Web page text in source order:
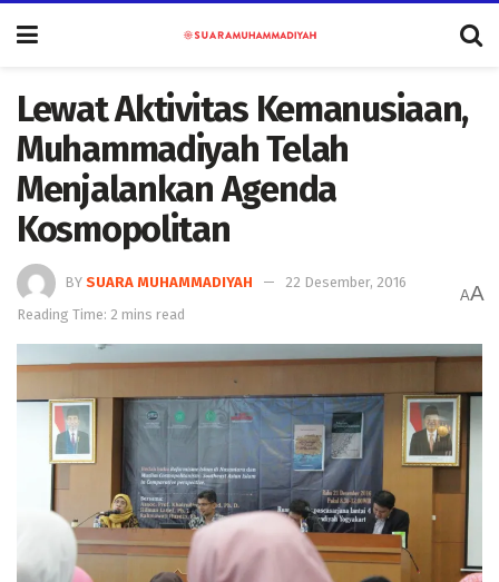
Lewat Aktivitas Kemanusiaan,
Muhammadiyah Telah
Menjalankan Agenda
Kosmopolitan
BY SUARA MUHAMMADIYAH
22 Desember, 2016
Reading Time: 2 mins read
AA